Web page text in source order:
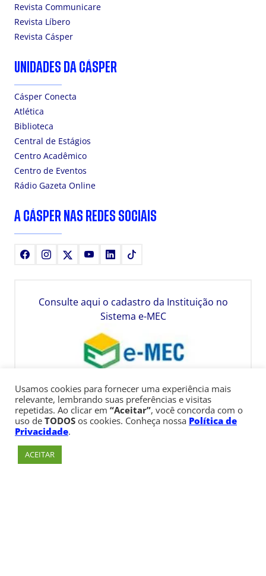
Revista Communicare
Revista Líbero
Revista Cásper
UNIDADES DA CÁSPER
Cásper Conecta
Atlética
Biblioteca
Central de Estágios
Centro Acadêmico
Centro de Eventos
Rádio Gazeta Online
A CÁSPER NAS REDES SOCIAIS
FacebookInstagram YoutubeLinkedIn
Consulte aqui o cadastro da Instituição no
Sistema e-MEC
Usamos cookies para fornecer uma experiência mais
relevante, lembrando suas preferências e visitas
repetidas. Ao clicar em “Aceitar”, você concorda com o
uso de TODOS os cookies. Conheça nossa Política de
Privacidade.
ACEITAR